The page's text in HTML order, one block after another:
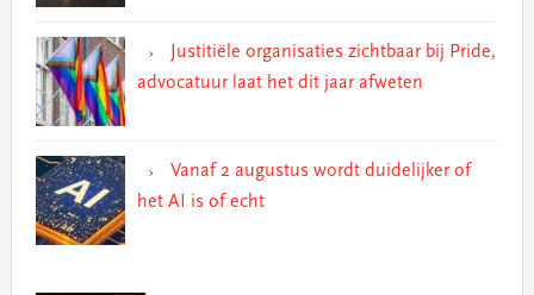
Justitiële organisaties zichtbaar bij Pride,
advocatuur laat het dit jaar afweten
Vanaf 2 augustus wordt duidelijker of
het AI is of echt